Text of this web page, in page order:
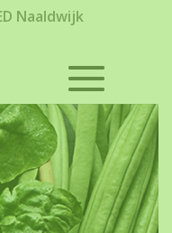
Naaldwijk